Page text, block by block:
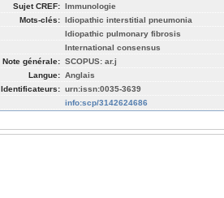
Sujet CREF: Immunologie
Mots-clés: Idiopathic interstitial pneumonia
Idiopathic pulmonary fibrosis
International consensus
Note générale: SCOPUS: ar.j
Langue: Anglais
Identificateurs: urn:issn:0035-3639
info:scp/3142624686